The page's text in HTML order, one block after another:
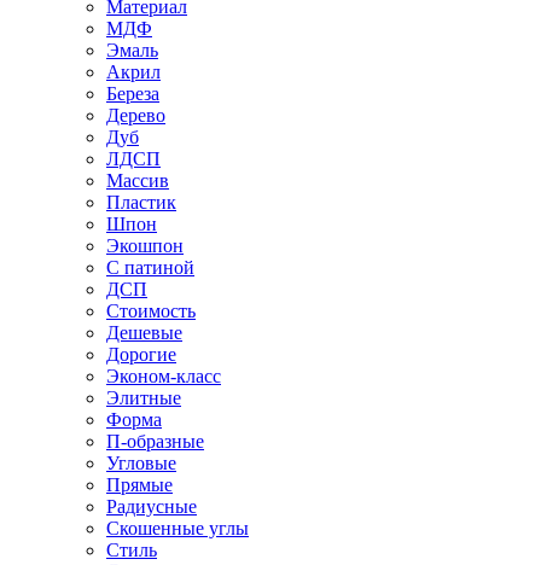
Материал
МДФ
Эмаль
Акрил
Береза
Дерево
Дуб
ЛДСП
Массив
Пластик
Шпон
Экошпон
С патиной
ДСП
Стоимость
Дешевые
Дорогие
Эконом-класс
Элитные
Форма
П-образные
Угловые
Прямые
Радиусные
Скошенные углы
Стиль